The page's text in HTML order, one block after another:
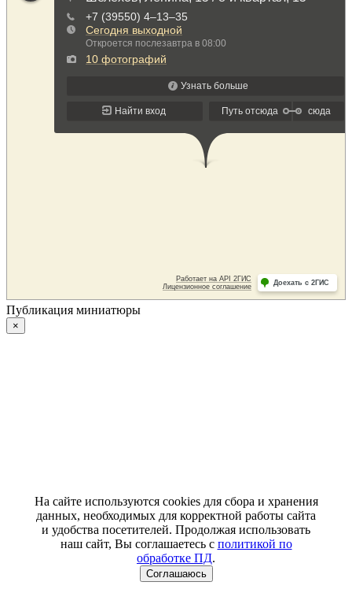
Публикация миниатюры
×
На сайте используются cookies для сбора и хранения
данных, необходимых для корректной работы сайта
и удобства посетителей. Продолжая использовать
наш сайт, Вы соглашаетесь с политикой по
обработке ПД.
Соглашаюсь